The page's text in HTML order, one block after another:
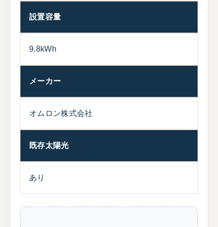
設置容量
9.8kWh
メーカー
オムロン株式会社
既存太陽光
あり